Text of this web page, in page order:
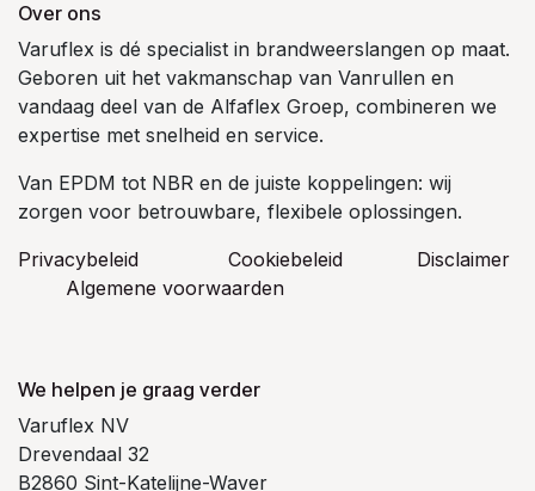
Over ons
Varuflex is dé specialist in brandweerslangen op maat.
Geboren uit het vakmanschap van Vanrullen en
vandaag deel van de Alfaflex Groep, combineren we
expertise met snelheid en service.
Van EPDM tot NBR en de juiste koppelingen: wij
zorgen voor betrouwbare, flexibele oplossingen.
Privacybeleid
Cookiebeleid
​Disclaimer
Algemene voorwaarden
We helpen je graag verder
Varuflex NV
Drevendaal 32
B2860 Sint-Katelijne-Waver